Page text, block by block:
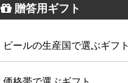
贈答用ギフト
ビールの生産国で選ぶギフト